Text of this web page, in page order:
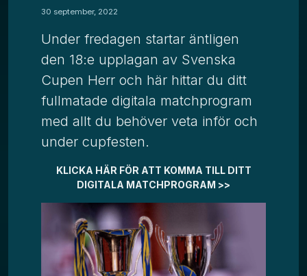
30 september, 2022
Under fredagen startar äntligen
den 18:e upplagan av Svenska
Cupen Herr och här hittar du ditt
fullmatade digitala matchprogram
med allt du behöver veta inför och
under cupfesten.
KLICKA HÄR FÖR ATT KOMMA TILL DITT
DIGITALA MATCHPROGRAM >>